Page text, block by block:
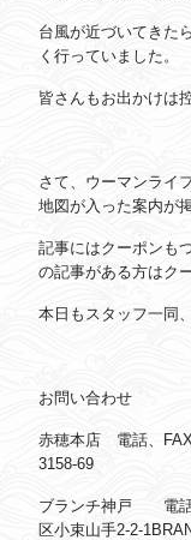
台風が近づいてきた
く行っていました。
皆さんもお出かけは
さて、ウーマンライ
地図が入った案内が
記事にはクーポンも
の記事がある方はク
本日もスタッフ一同
お問い合わせ
赤穂本店 電話、
3158-69
ブランチ神戸 電
区小束山手2-2-